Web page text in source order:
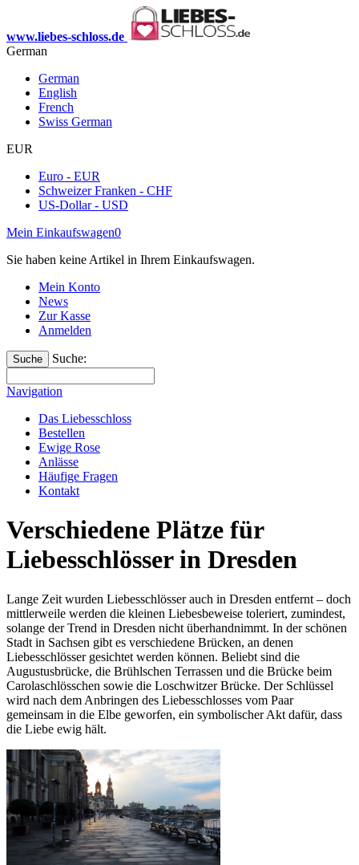
www.liebes-schloss.de
German
German
English
French
Swiss German
EUR
Euro - EUR
Schweizer Franken - CHF
US-Dollar - USD
Mein Einkaufswagen0
Sie haben keine Artikel in Ihrem Einkaufswagen.
Mein Konto
News
Zur Kasse
Anmelden
Suche Suche:
Navigation
Das Liebesschloss
Bestellen
Ewige Rose
Anlässe
Häufige Fragen
Kontakt
Verschiedene Plätze für
Liebesschlösser in Dresden
Lange Zeit wurden Liebesschlösser auch in Dresden entfernt – doch
mittlerweile werden die kleinen Liebesbeweise toleriert, zumindest,
solange der Trend in Dresden nicht überhandnimmt. In der schönen
Stadt in Sachsen gibt es verschiedene Brücken, an denen
Liebesschlösser gesichtet werden können. Beliebt sind die
Augustusbrücke, die Brühlschen Terrassen und die Brücke beim
Carolaschlösschen sowie die Loschwitzer Brücke. Der Schlüssel
wird nach dem Anbringen des Liebesschlosses vom Paar
gemeinsam in die Elbe geworfen, ein symbolischer Akt dafür, dass
die Liebe ewig hält.